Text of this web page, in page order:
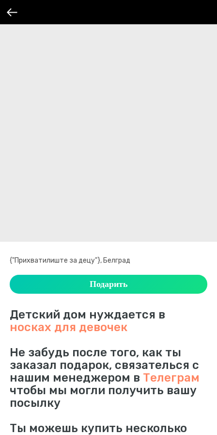
{"Прихватилиште за децу"}, Белград
Подарить
Детский дом нуждается в
носках для девочек
Не забудь после того, как ты
заказал подарок, связателься с
нашим менеджером в Телеграм
чтобы мы могли получить вашу
посылку
Ты можешь купить несколько